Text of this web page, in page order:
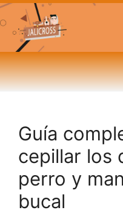
Guía
cepillar los
perro y
bucal